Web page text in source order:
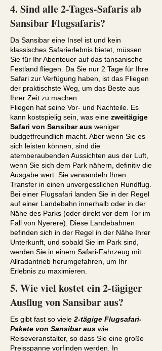
4. Sind alle 2-Tages-Safaris ab
Sansibar Flugsafaris?
Da Sansibar eine Insel ist und kein
klassisches Safarierlebnis bietet, müssen
Sie für Ihr Abenteuer auf das tansanische
Festland fliegen. Da Sie nur 2 Tage für Ihre
Safari zur Verfügung haben, ist das Fliegen
der praktischste Weg, um das Beste aus
Ihrer Zeit zu machen.
Fliegen hat seine Vor- und Nachteile. Es
kann kostspielig sein, was eine zweitägige
Safari von Sansibar aus weniger
budgetfreundlich macht. Aber wenn Sie es
sich leisten können, sind die
atemberaubenden Aussichten aus der Luft,
wenn Sie sich dem Park nähern, definitiv die
Ausgabe wert. Sie verwandeln Ihren
Transfer in einen unvergesslichen Rundflug.
Bei einer Flugsafari landen Sie in der Regel
auf einer Landebahn innerhalb oder in der
Nähe des Parks (oder direkt vor dem Tor im
Fall von Nyerere). Diese Landebahnen
befinden sich in der Regel in der Nähe Ihrer
Unterkunft, und sobald Sie im Park sind,
werden Sie in einem Safari-Fahrzeug mit
Allradantrieb herumgefahren, um Ihr
Erlebnis zu maximieren.
5. Wie viel kostet ein 2-tägiger
Ausflug von Sansibar aus?
Es gibt fast so viele 2-tägige Flugsafari-
Pakete von Sansibar aus wie
Reiseveranstalter, so dass Sie eine große
Preisspanne vorfinden werden. In